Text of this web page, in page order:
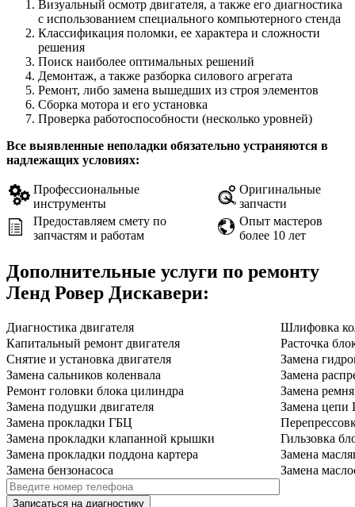
Визуальный осмотр двигателя, а также его диагностика
с использованием специального компьютерного стенда
Классификация поломки, ее характера и сложности
решения
Поиск наиболее оптимальных решений
Демонтаж, а также разборка силового агрегата
Ремонт, либо замена вышедших из строя элементов
Сборка мотора и его установка
Проверка работоспособности (несколько уровней)
Все выявленные неполадки обязательно устраняются в
надлежащих условиях:
Профессиональные
инструменты
Оригинальные
запчасти
Предоставляем смету по
запчастям и работам
Опыт мастеров
более 10 лет
Дополнительные услуги по ремонту
Ленд Ровер Дискавери:
Диагностика двигателя
Шлифовка
Капитальный ремонт двигателя
Расточка
Снятие и установка двигателя
Замена
Замена сальников коленвала
Замена
Ремонт головки блока цилиндра
Замена
Замена подушки двигателя
Замена
Замена прокладки ГБЦ
Замена прокладки клапанной крышки
Гильзовка
Замена прокладки поддона картера
Замена
Замена бензонасоса
Замена